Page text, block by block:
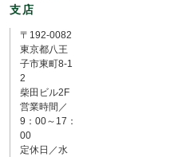
支店
〒192-0082
東京都八王
子市東町8-1
2
柴田ビル2F
営業時間／
9：00～17：
00
定休日／水